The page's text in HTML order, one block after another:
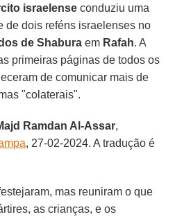
israelense conduziu uma
de dois reféns israelenses no
de Shabura em Rafah. A
primeiras páginas de todos os
de comunicar mais de
"colaterais".
Ramdan Al-Assar,
, 27-02-2024. A tradução é
mas reuniram o que
as crianças, e os